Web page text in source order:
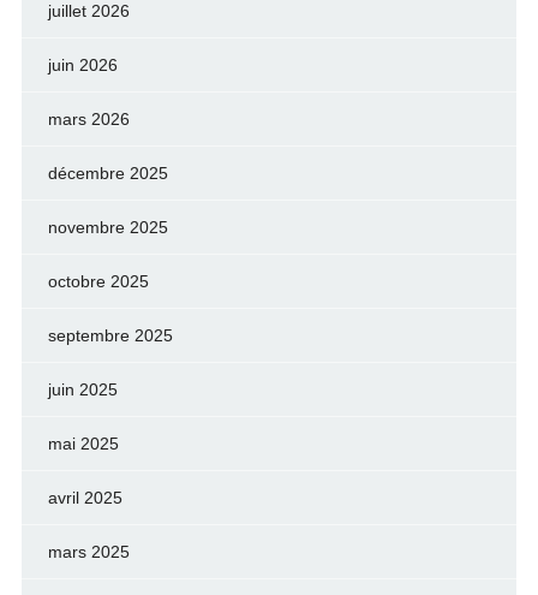
juillet 2026
juin 2026
mars 2026
décembre 2025
novembre 2025
octobre 2025
septembre 2025
juin 2025
mai 2025
avril 2025
mars 2025